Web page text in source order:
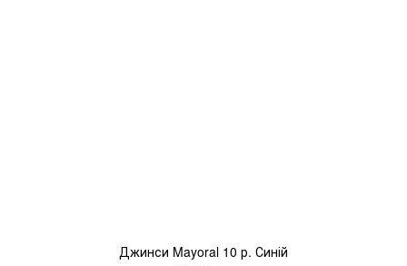
Джинси Mayoral 10 р. Синій